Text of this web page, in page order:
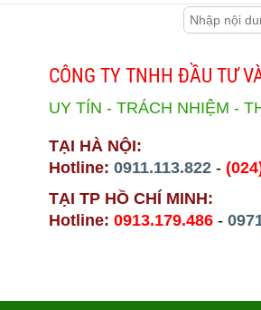
CÔNG TY TNHH ĐẦU TƯ
UY TÍN - TRÁCH NHIỆM -
TẠI HÀ NỘI:
Hotline: 0911.113.822 -
TẠI TP HỒ CHÍ MINH:
Hotline: 0913.179.486 -